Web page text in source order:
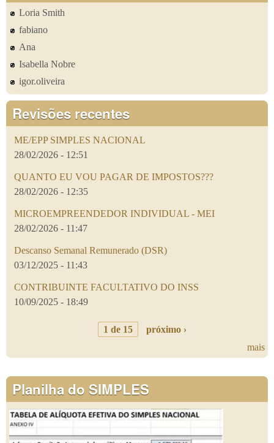
Loria Smith
fabiano
Ana
Isabella Nobre
igor.oliveira
Revisões recentes
ME/EPP SIMPLES NACIONAL
28/02/2026 - 12:51
QUANTO EU VOU PAGAR DE IMPOSTOS???
28/02/2026 - 12:35
MICROEMPREENDEDOR INDIVIDUAL - MEI
28/02/2026 - 11:47
Descanso Semanal Remunerado (DSR)
03/12/2025 - 11:43
CONTRIBUINTE FACULTATIVO DO INSS
10/09/2025 - 18:49
1 de 15
próximo ›
mais
Planilha do SIMPLES